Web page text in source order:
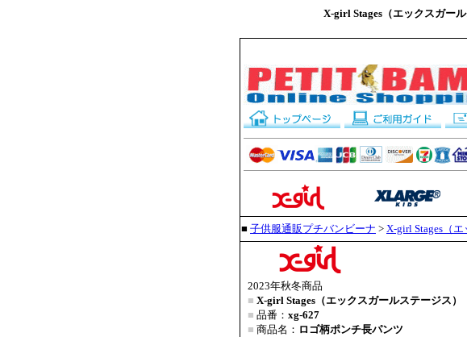
X-girl Stages（エックスガー
■ 子供服通販プチバンビーナ > X-girl Stages（
2023年秋冬商品
■ X-girl Stages（エックスガールステージス）
■ 品番： xg-627
■ 商品名： ロゴ柄ポンチ長パンツ